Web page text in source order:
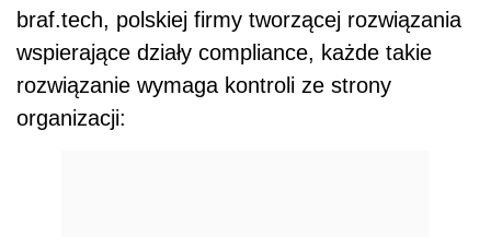
braf.tech, polskiej firmy tworzącej rozwiązania
wspierające działy compliance, każde takie
rozwiązanie wymaga kontroli ze strony
organizacji: